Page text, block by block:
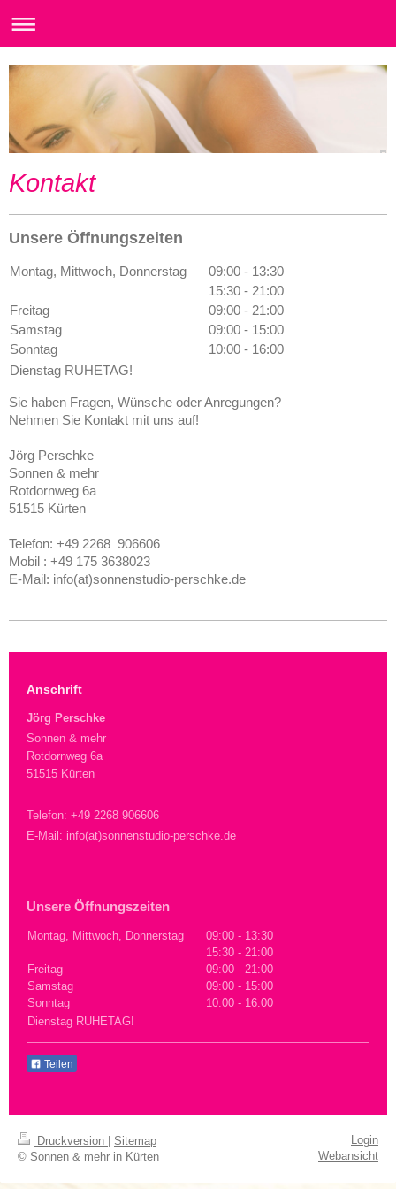
Kontakt
Unsere Öffnungszeiten
Montag, Mittwoch, Donnerstag 09:00 - 13:30
15:30 - 21:00
Freitag
09:00 - 21:00
Samstag
09:00 - 15:00
Sonntag
10:00 - 16:00
Dienstag RUHETAG!
Sie haben Fragen, Wünsche oder Anregungen?
Nehmen Sie Kontakt mit uns auf!
Jörg Perschke
Sonnen & mehr
Rotdornweg 6a
51515 Kürten
Telefon: +49 2268 906606
Mobil : +49 175 3638023
E-Mail: info(at)sonnenstudio-perschke.de
Anschrift
Jörg Perschke
Sonnen & mehr
Rotdornweg 6a
51515 Kürten
Telefon: +49 2268 906606
E-Mail: info(at)sonnenstudio-perschke.de
Unsere Öffnungszeiten
Montag, Mittwoch, Donnerstag 09:00 - 13:30
15:30 - 21:00
Freitag
09:00 - 21:00
Samstag
09:00 - 15:00
Sonntag
10:00 - 16:00
Dienstag RUHETAG!
Teilen
Druckversion | Sitemap
© Sonnen & mehr in Kürten
Login
Webansicht